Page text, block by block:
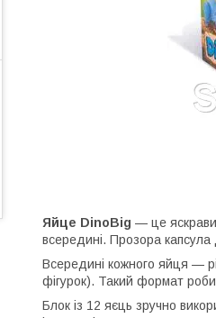
Яйце DinoBig — це
всередині. Прозора
Всередині кожного яйця —
фігурок). Такий формат
Блок із 12 яєць зручно